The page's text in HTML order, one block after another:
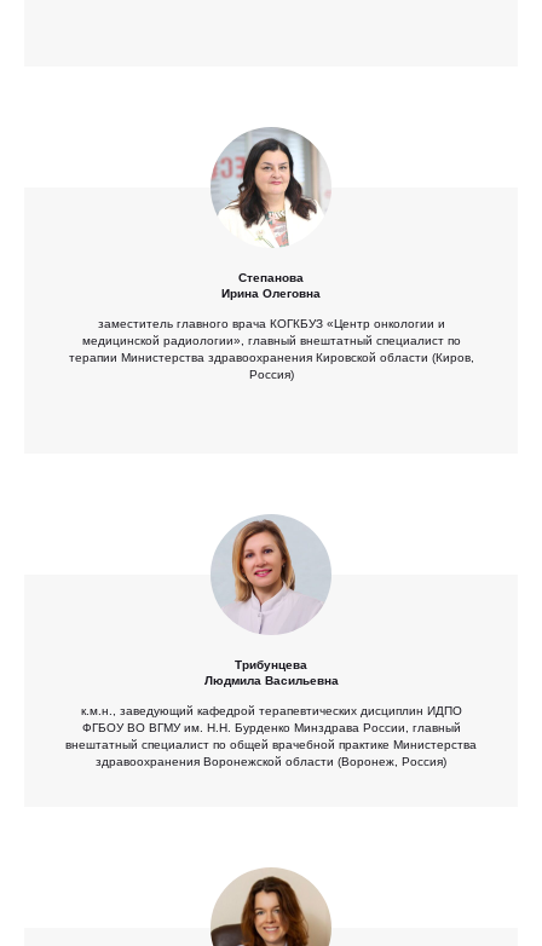
Степанова
Ирина Олеговна
заместитель главного врача КОГКБУЗ «Центр онкологии и
медицинской радиологии», главный внештатный специалист по
терапии Министерства здравоохранения Кировской области (Киров,
Россия)
Трибунцева
Людмила Васильевна
к.м.н., заведующий кафедрой терапевтических дисциплин ИДПО
ФГБОУ ВО ВГМУ им. Н.Н. Бурденко Минздрава России, главный
внештатный специалист по общей врачебной практике Министерства
здравоохранения Воронежской области (Воронеж, Россия)